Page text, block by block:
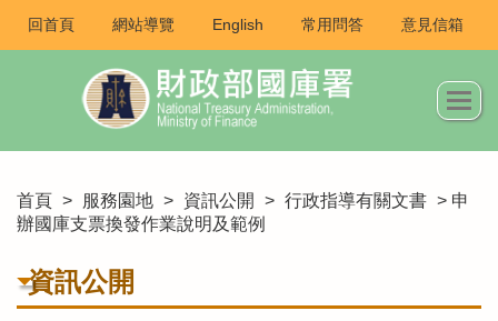
回首頁 網站導覽 English 常用問答 意見信箱
首頁 > 服務園地 > 資訊公開 > 行政指導有關文書 > 申
辦國庫支票換發作業說明及範例
資訊公開